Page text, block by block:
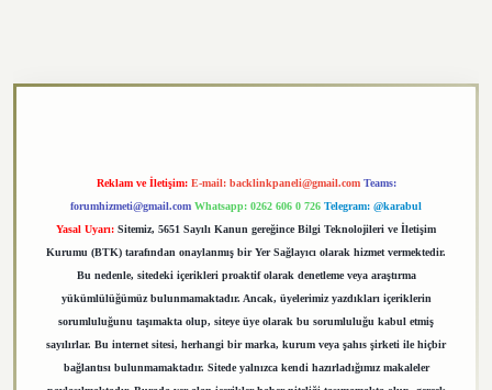
Reklam ve İletişim: E-mail: backlinkpaneli@gmail.com Teams:
forumhizmeti@gmail.com Whatsapp: 0262 606 0 726 Telegram: @karabul
Yasal Uyarı: Sitemiz, 5651 Sayılı Kanun gereğince Bilgi Teknolojileri ve İletişim
Kurumu (BTK) tarafından onaylanmış bir Yer Sağlayıcı olarak hizmet vermektedir.
Bu nedenle, sitedeki içerikleri proaktif olarak denetleme veya araştırma
yükümlülüğümüz bulunmamaktadır. Ancak, üyelerimiz yazdıkları içeriklerin
sorumluluğunu taşımakta olup, siteye üye olarak bu sorumluluğu kabul etmiş
sayılırlar. Bu internet sitesi, herhangi bir marka, kurum veya şahıs şirketi ile hiçbir
bağlantısı bulunmamaktadır. Sitede yalnızca kendi hazırladığımız makaleler